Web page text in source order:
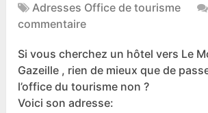
Adresses Office de tourisme
commentaire
Si vous cherchez un hôtel vers Le
Gazeille , rien de mieux que de
l’office du tourisme non ?
Voici son adresse: